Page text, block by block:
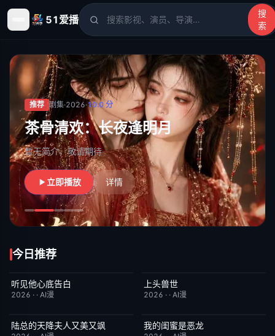
51爱播
搜
索
51爱播 - 电影、电视剧、动漫、综艺、短剧高清在线观看
推荐 剧集·2026·10.0 分
茶骨清欢：长夜逢明月
暂无简介，敬请期待
立即播放 详情
今日推荐
完结
听见他心底告白
2026 · · AI漫
完结
上头兽世
2026 · · AI漫
完结
陆总的天降夫人又美又飒 完结
我的闺蜜是恶龙